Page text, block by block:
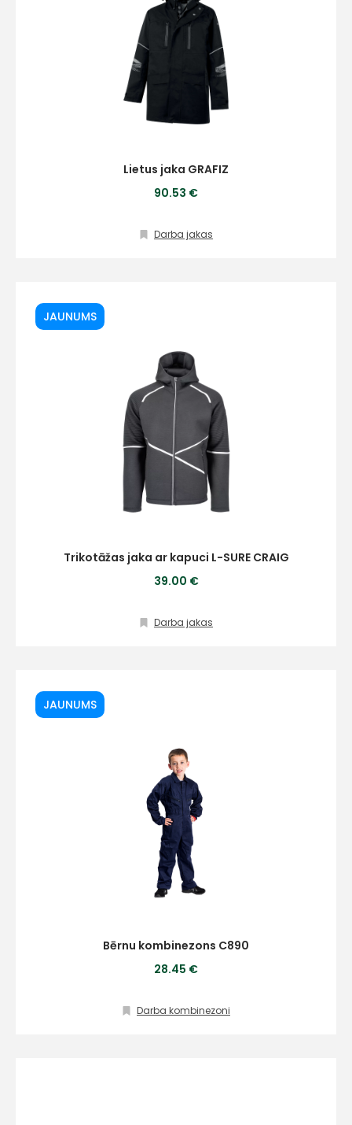
Lietus jaka GRAFIZ
90.53 €
Darba jakas
JAUNUMS
Trikotāžas jaka ar kapuci L-SURE CRAIG
39.00 €
Darba jakas
JAUNUMS
Bērnu kombinezons C890
28.45 €
Darba kombinezoni
Sūtīt ziņojumu
Klientu
atbalsts
8:00 – 17:00
info@hards.lv